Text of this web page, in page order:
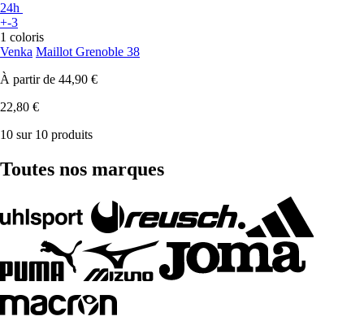
24h
+-3
1 coloris
Venka Maillot Grenoble 38
À partir de 44,90 €
22,80 €
10 sur 10 produits
Toutes nos marques